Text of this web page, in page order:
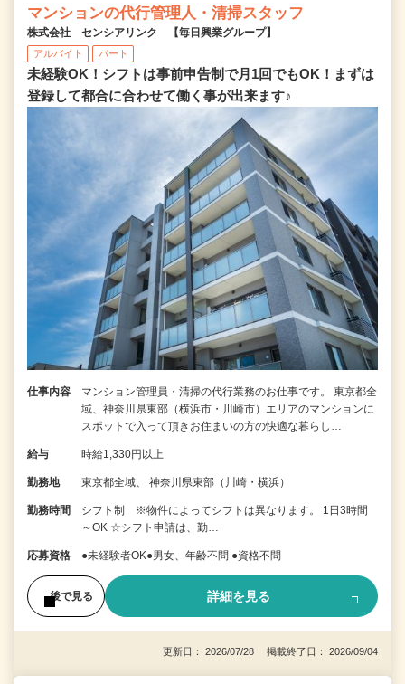
マンションの代行管理人・清掃スタッフ
株式会社 センシアリンク 【毎日興業グループ】
アルバイト パート
未経験OK！シフトは事前申告制で月1回でもOK！まずは
登録して都合に合わせて働く事が出来ます♪
仕事内容
マンション管理員・清掃の代行業務のお仕事です。 東京都全
域、神奈川県東部（横浜市・川崎市）エリアのマンションに
スポットで入って頂きお住まいの方の快適な暮らし…
給与 時給1,330円以上
勤務地 東京都全域、 神奈川県東部（川崎・横浜）
勤務時間
シフト制 ※物件によってシフトは異なります。 1日3時間
～OK ☆シフト申請は、勤…
応募資格 ●未経験者OK●男女、年齢不問 ●資格不問
後で見る 詳細を見る
更新日： 2026/07/28 掲載終了日： 2026/09/04